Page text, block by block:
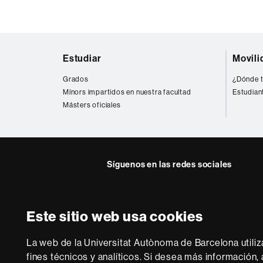
Este sitio web usa cookies
La web de la Universitat Autònoma de Barcelona
fines técnicos y analíticos. Si desea más información,
Estudiar
Grados
Mínors impartidos en nuestra facultad
Másters oficiales
¿Dónde
Síguenos en las redes sociales
Sobre
esta
web
Aviso legal